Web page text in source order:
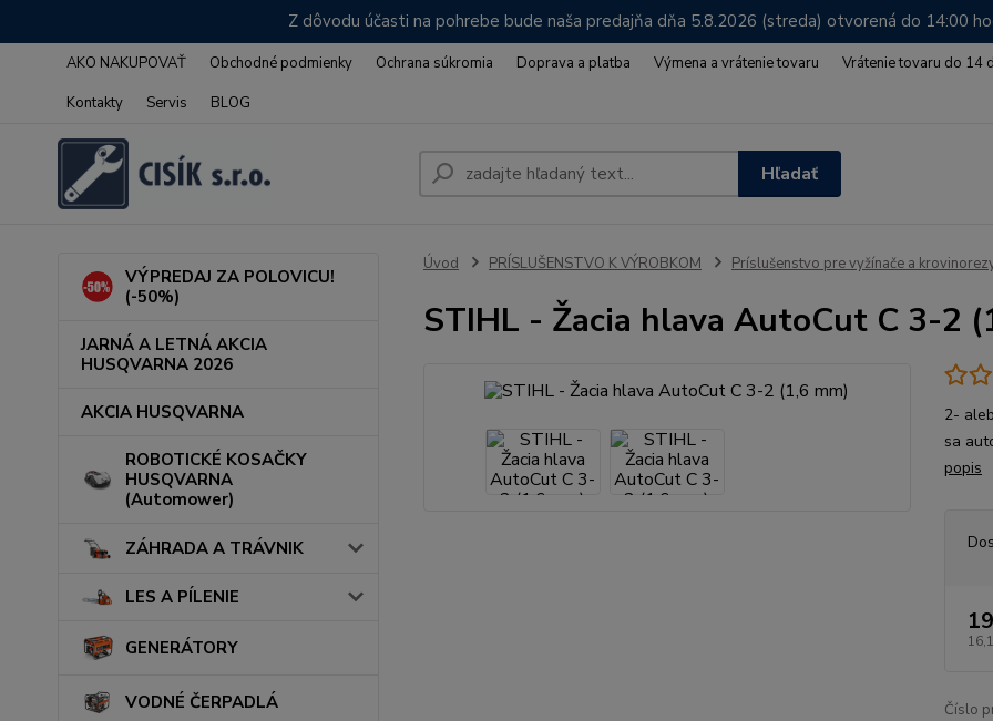
Z dôvodu účasti na pohrebe bude naša predajňa dňa 5.8.2026 (streda) otvorená do 14:00
AKO NAKUPOVAŤ Obchodné podmienky Ochrana súkromia Doprava a platba Výmena a vrátenie tovaru
Vrátenie tovaru do 14
Kontakty
Servis BLOG
Hľadať
VÝPREDAJ ZA POLOVICU!
(-50%)
JARNÁ A LETNÁ AKCIA
HUSQVARNA 2026
AKCIA HUSQVARNA
ROBOTICKÉ KOSAČKY
HUSQVARNA
(Automower)
ZÁHRADA A TRÁVNIK
LES A PÍLENIE
GENERÁTORY
VODNÉ ČERPADLÁ
Úvod PRÍSLUŠENSTVO K VÝROBKOM Príslušenstvo pre vyžínače a
STIHL - Žacia hlava AutoCut C 3-2
2-
sa
popis
Číslo